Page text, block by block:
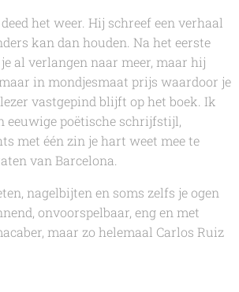
deed het weer. Hij schreef een verhaal
kan dan houden. Na het eerste
al verlangen naar meer, maar hij
in mondjesmaat prijs waardoor je
vastgepind blijft op het boek. Ik
eeuwige poëtische schrijfstijl,
met één zin je hart weet mee te
van Barcelona.
nagelbijten en soms zelfs je ogen
onvoorspelbaar, eng en met
maar zo helemaal Carlos Ruiz